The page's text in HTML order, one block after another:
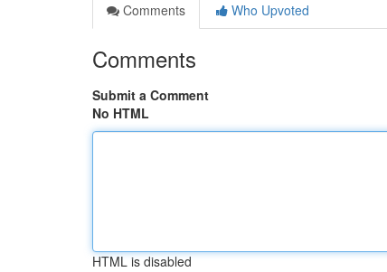
Comments
Who Upvoted
Comments
Submit a Comment
No HTML
HTML is disabled